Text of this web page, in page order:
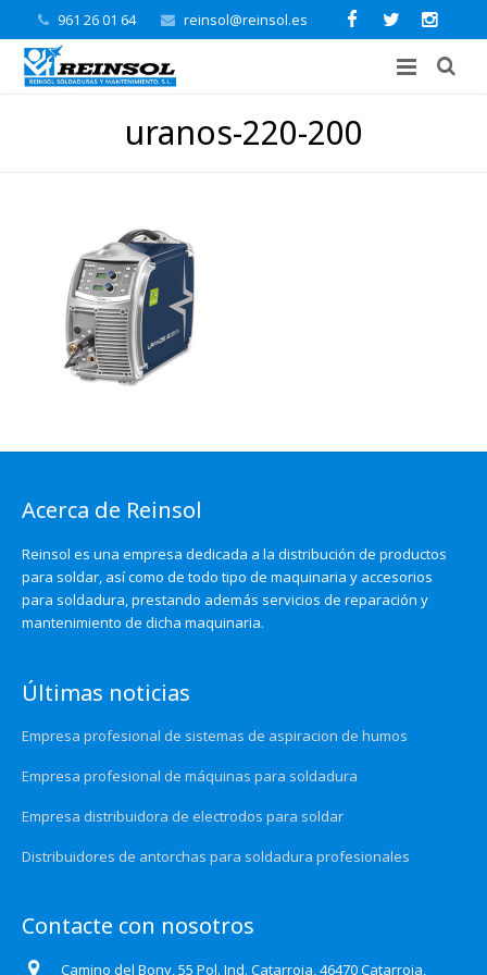
961 26 01 64 reinsol@reinsol.es
uranos-220-200
Acerca de Reinsol
Reinsol es una empresa dedicada a la distribución de productos
para soldar, así como de todo tipo de maquinaria y accesorios
para soldadura, prestando además servicios de reparación y
mantenimiento de dicha maquinaria.
Últimas noticias
Empresa profesional de sistemas de aspiracion de humos
Empresa profesional de máquinas para soldadura
Empresa distribuidora de electrodos para soldar
Distribuidores de antorchas para soldadura profesionales
Contacte con nosotros
Camino del Bony, 55 Pol. Ind. Catarroja, 46470 Catarroja,